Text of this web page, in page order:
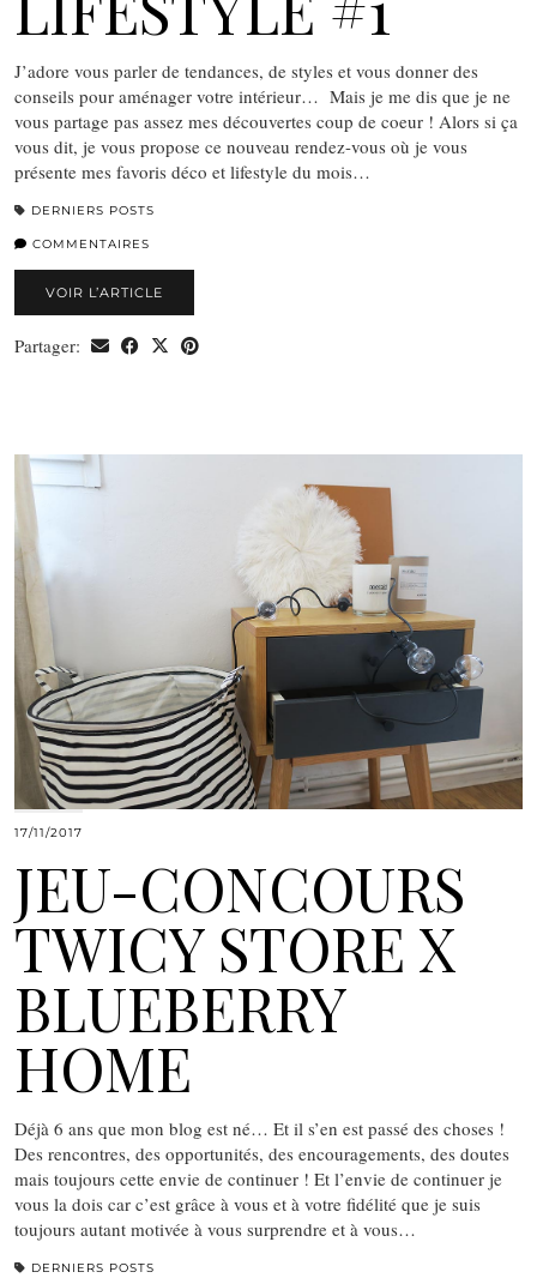
J’adore vous parler de tendances, de styles et vous donner des
conseils pour aménager votre intérieur… Mais je me dis que je ne
vous partage pas assez mes découvertes coup de coeur ! Alors si ça
vous dit, je vous propose ce nouveau rendez-vous où je vous
présente mes favoris déco et lifestyle du mois…
DERNIERS POSTS
COMMENTAIRES
VOIR L’ARTICLE
Partager:
17/11/2017
JEU-CONCOURS
TWICY STORE X
BLUEBERRY
HOME
Déjà 6 ans que mon blog est né… Et il s’en est passé des choses !
Des rencontres, des opportunités, des encouragements, des doutes
mais toujours cette envie de continuer ! Et l’envie de continuer je
vous la dois car c’est grâce à vous et à votre fidélité que je suis
toujours autant motivée à vous surprendre et à vous…
DERNIERS POSTS